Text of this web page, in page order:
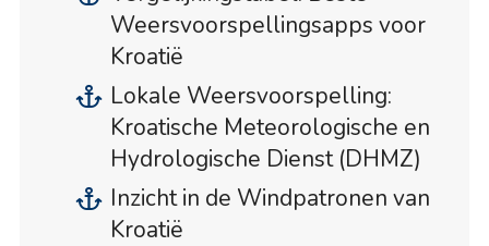
Weersvoorspellingsapps voor
Kroatië
Lokale Weersvoorspelling:
Kroatische Meteorologische en
Hydrologische Dienst (DHMZ)
Inzicht in de Windpatronen van
Kroatië